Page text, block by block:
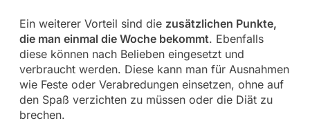
Ein weiterer Vorteil sind die zusätzlichen Punkte,
die man einmal die Woche bekommt. Ebenfalls
diese können nach Belieben eingesetzt und
verbraucht werden. Diese kann man für Ausnahmen
wie Feste oder Verabredungen einsetzen, ohne auf
den Spaß verzichten zu müssen oder die Diät zu
brechen.